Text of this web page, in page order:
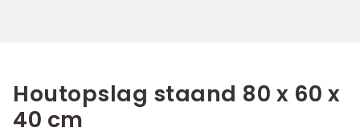
Houtopslag staand 80 x 60 x
40 cm